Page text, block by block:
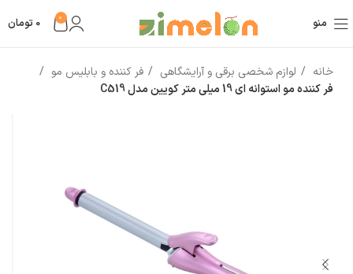
منو 0
0 تومان
خانه لوازم شخصی برقی و آرایشگاهی
فر کننده و بابلیس مو
فر کننده مو استوانه ای 19 میلی متر کویین مدل C519